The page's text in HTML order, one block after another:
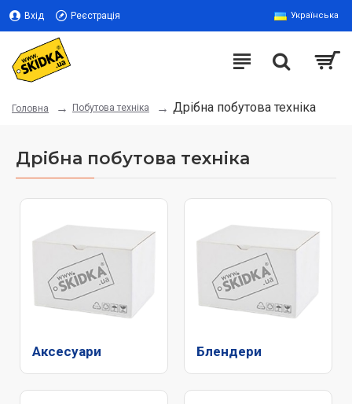
Вхід Реєстрація Українська
Головна Побутова техніка Дрібна побутова техніка
Дрібна побутова техніка
Аксесуари Блендери